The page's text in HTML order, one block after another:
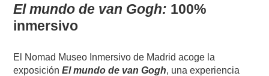
El mundo de van Gogh: 100%
inmersivo
El Nomad Museo Inmersivo de Madrid acoge la
exposiciónEl mundo de van Gogh, una experiencia